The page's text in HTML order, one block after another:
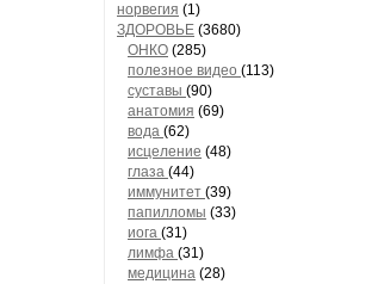
норвегия (1)
ЗДОРОВЬЕ (3680)
ОНКО (285)
полезное видео (113)
суставы (90)
анатомия (69)
вода (62)
исцеление (48)
глаза (44)
иммунитет (39)
папилломы (33)
иога (31)
лимфа (31)
медицина (28)